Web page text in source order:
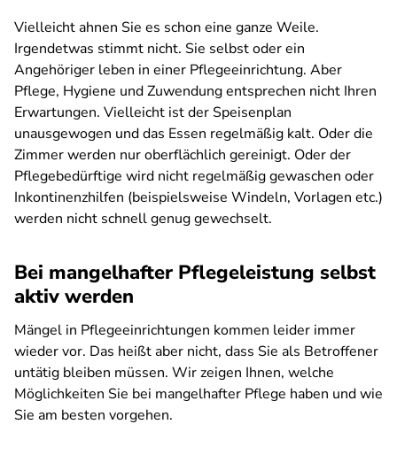
Vielleicht ahnen Sie es schon eine ganze Weile.
Irgendetwas stimmt nicht. Sie selbst oder ein
Angehöriger leben in einer Pflegeeinrichtung. Aber
Pflege, Hygiene und Zuwendung entsprechen nicht Ihren
Erwartungen. Vielleicht ist der Speisenplan
unausgewogen und das Essen regelmäßig kalt. Oder die
Zimmer werden nur oberflächlich gereinigt. Oder der
Pflegebedürftige wird nicht regelmäßig gewaschen oder
Inkontinenzhilfen (beispielsweise Windeln, Vorlagen etc.)
werden nicht schnell genug gewechselt.
Bei mangelhafter Pflegeleistung selbst
aktiv werden
Mängel in Pflegeeinrichtungen kommen leider immer
wieder vor. Das heißt aber nicht, dass Sie als Betroffener
untätig bleiben müssen. Wir zeigen Ihnen, welche
Möglichkeiten Sie bei mangelhafter Pflege haben und wie
Sie am besten vorgehen.